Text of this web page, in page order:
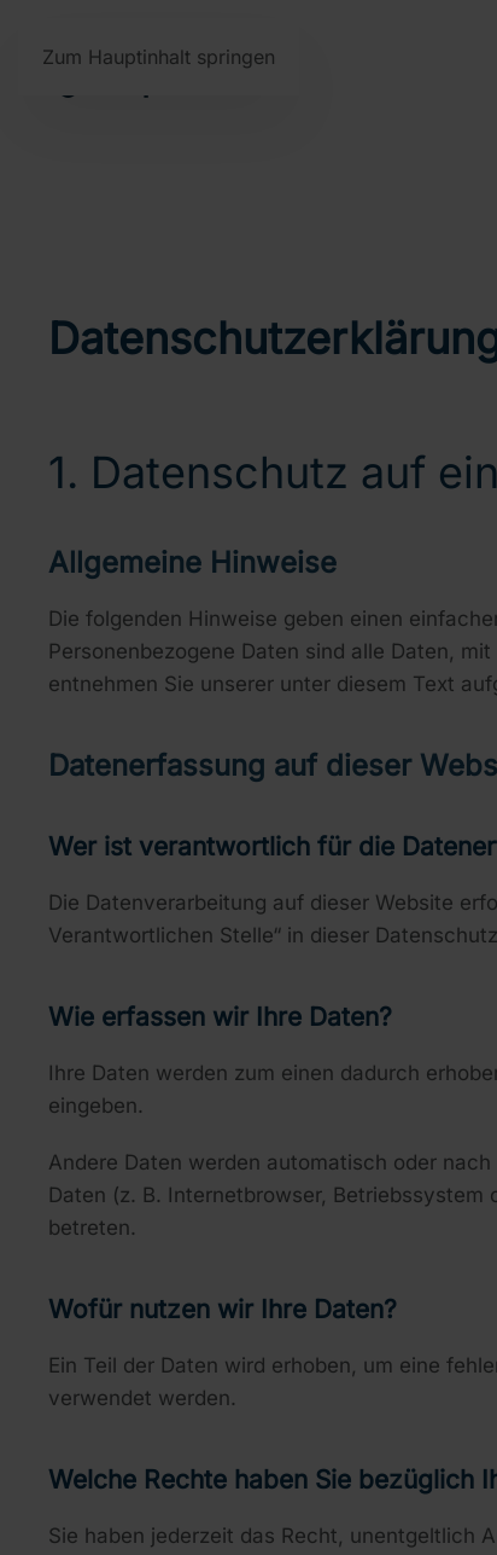
Zum Hauptinhalt springen
1. Datenschutz auf
Allgemeine Hinweise
Die folgenden Hinweise geben einen
Personenbezogene Daten sind alle Daten,
entnehmen Sie unserer unter diesem Text
Datenerfassung auf dieser
Wer ist verantwortlich für die
Die Datenverarbeitung auf dieser Website
Verantwortlichen Stelle“ in dieser
Wie erfassen wir Ihre Daten?
Ihre Daten werden zum einen dadurch
eingeben.
Andere Daten werden automatisch oder
Daten (z. B. Internetbrowser,
betreten.
Wofür nutzen wir Ihre Daten?
Ein Teil der Daten wird erhoben, um eine
verwendet werden.
Welche Rechte haben Sie bezüglich
Sie haben jederzeit das Recht, unentgeltlich